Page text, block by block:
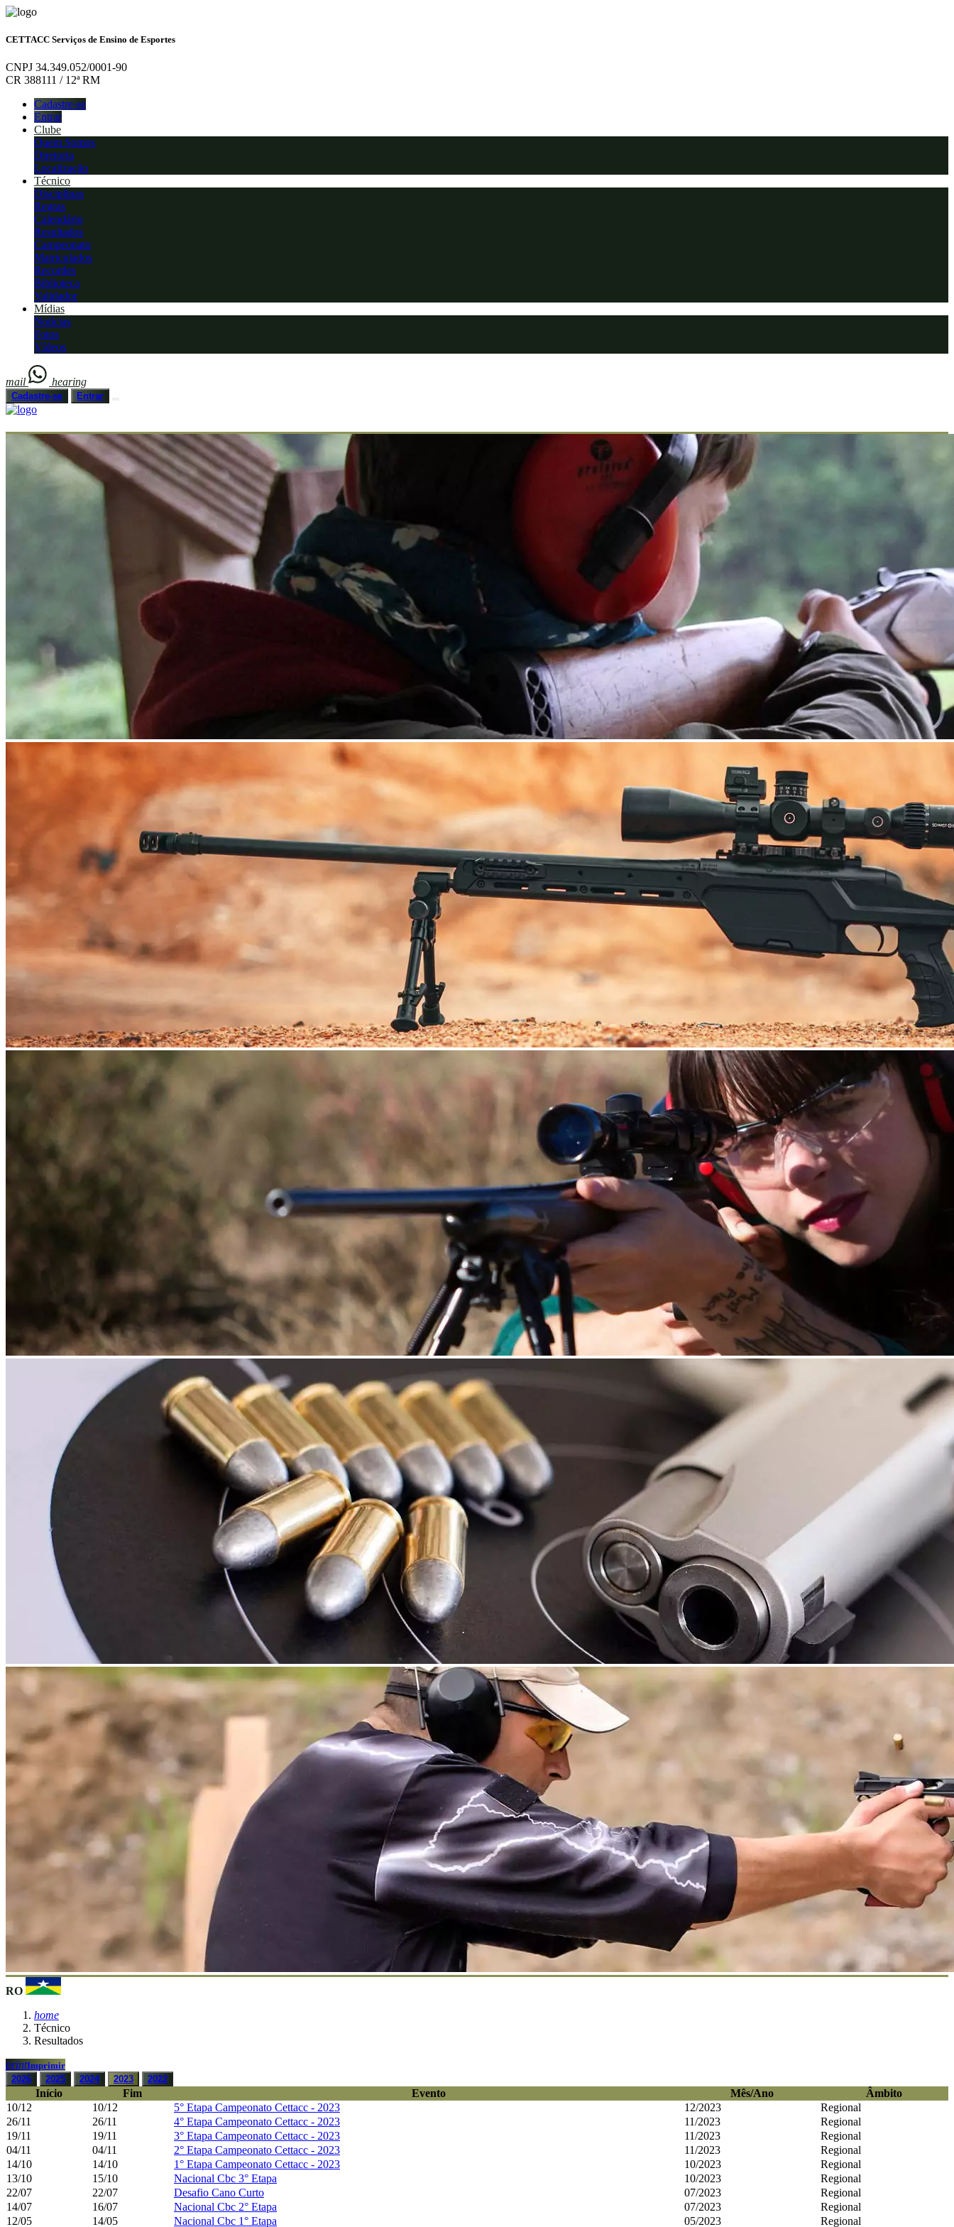
CETTACC Serviços de Ensino de Esportes
CNPJ 34.349.052/0001-90
CR 388111 / 12ª RM
Cadastre-se
Entrar
Clube
Quem Somos
Diretoria
Localização
Técnico
Disciplinas
Regras
Calendário
Resultados
Campeonato
Matriculados
Recordes
Biblioteca
Validador
Mídias
Notícias
Fotos
Vídeos
mail hearing
Cadastre-se Entrar
RO
home
Técnico
Resultados
printImprimir
2026
2025 2024 2023 2022
Início Fim Evento Mês/Ano
Âmbito
10/12
10/12 5° Etapa Campeonato Cettacc - 2023 12/2023
Regional
26/11
26/11 4° Etapa Campeonato Cettacc - 2023 11/2023
Regional
19/11
19/11 3° Etapa Campeonato Cettacc - 2023 11/2023
Regional
04/11
04/11 2° Etapa Campeonato Cettacc - 2023 11/2023
Regional
14/10
14/10 1° Etapa Campeonato Cettacc - 2023 10/2023
Regional
13/10
15/10 Nacional Cbc 3° Etapa 10/2023
Regional
22/07
22/07 Desafio Cano Curto 07/2023
Regional
14/07
16/07 Nacional Cbc 2° Etapa 07/2023
Regional
12/05
14/05 Nacional Cbc 1° Etapa 05/2023
Regional